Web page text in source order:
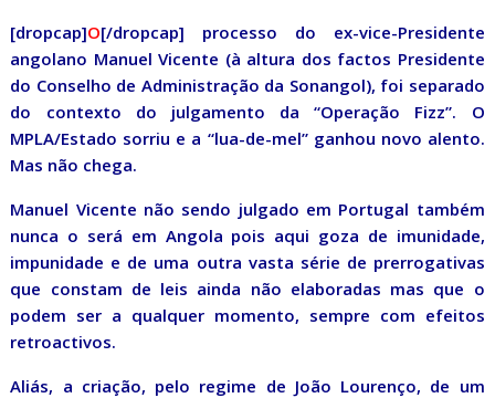
[dropcap]O[/dropcap] processo do ex-vice-Presidente
angolano Manuel Vicente (à altura dos factos Presidente
do Conselho de Administração da Sonangol), foi separado
do contexto do julgamento da “Operação Fizz”. O
MPLA/Estado sorriu e a “lua-de-mel” ganhou novo alento.
Mas não chega.
Manuel Vicente não sendo julgado em Portugal também
nunca o será em Angola pois aqui goza de imunidade,
impunidade e de uma outra vasta série de prerrogativas
que constam de leis ainda não elaboradas mas que o
podem ser a qualquer momento, sempre com efeitos
retroactivos.
Aliás, a criação, pelo regime de João Lourenço, de um